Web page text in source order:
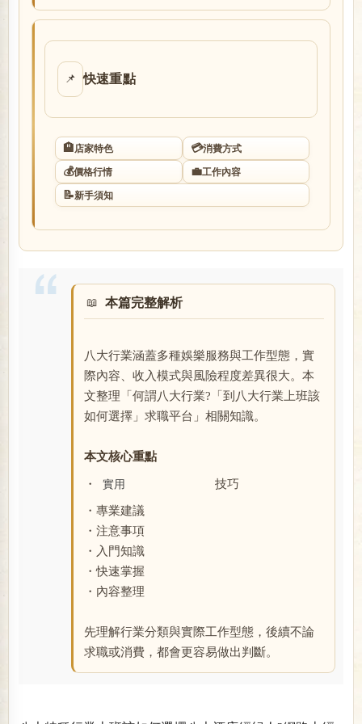
📌 快速重點
🏨店家特色 💳消費方式
💰價格行情 💼工作內容
📝新手須知
本篇完整解析
八大行業涵蓋多種娛樂服務與工作型態，實
際內容、收入模式與風險程度差異很大。本
文整理「何謂八大行業?「到八大行業上班該
如何選擇」求職平台」相關知識。
本文核心重點
・ 實用 技巧
・專業建議
・注意事項
・入門知識
・快速掌握
・內容整理
先理解行業分類與實際工作型態，後續不論
求職或消費，都會更容易做出判斷。